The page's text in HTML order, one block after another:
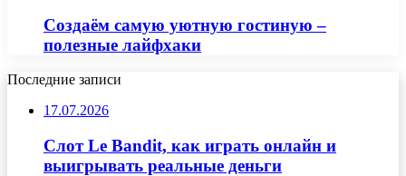
Создаём самую уютную гостиную –
полезные лайфхаки
Последние записи
17.07.2026
Слот Le Bandit, как играть онлайн и
выигрывать реальные деньги